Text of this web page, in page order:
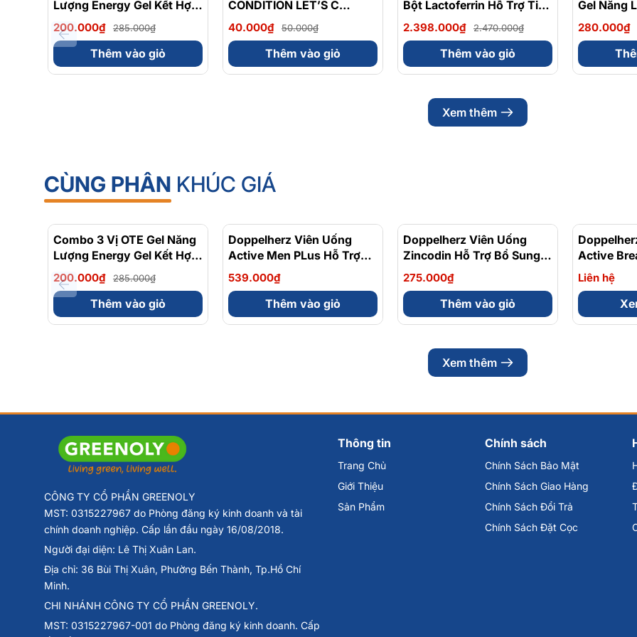
Lượng Energy Gel Kết Hợp
Carbohydrate Điện Giải
56gram 82kcal
200.000₫ 285.000₫
Thêm vào giỏ
CONDITION LET’S C
FAMILY
40.000₫ 50.000₫
Thêm vào giỏ
Bột Lactoferrin Hỗ Trợ Tiêu
Hóa, Tăng Cường Miễn
Dịch
Bifidobacteriumanimalis
(Bb-12) 50 Gói x 2g
2.398.000₫ 2.470.000₫
Thêm vào giỏ
Gel Năng
Caffein Vị
Gói 32 Gam
280.000₫
Xem thêm
CÙNG PHÂN KHÚC GIÁ
- 30%
Combo 3 Vị OTE Gel Năng
Lượng Energy Gel Kết Hợp
Carbohydrate Điện Giải
56gram 82kcal
200.000₫ 285.000₫
Thêm vào giỏ
Doppelherz Viên Uống
Active Men PLus Hỗ Trợ
Tăng Cường Sức Khỏe
Sinh Lý Nam Hộp 30 Viên
539.000₫
Thêm vào giỏ
Doppelherz Viên Uống
Zincodin Hỗ Trợ Bổ Sung
Kẽm, Tăng Cường Sức Đề
Kháng Hộp 30 Viên
275.000₫
Thêm vào giỏ
Active
Cường
Hộp 30
Liên hệ
Xem thêm
CÔNG TY CỔ PHẦN GREENOLY
MST: 0315227967 do Phòng đăng ký kinh doanh và tài
chính doanh nghiệp. Cấp lần đầu ngày 16/08/2018.
Người đại diện: Lê Thị Xuân Lan.
Địa chỉ: 36 Bùi Thị Xuân, Phường Bến Thành, Tp.Hồ Chí
Minh.
CHI NHÁNH CÔNG TY CỔ PHẦN GREENOLY.
MST: 0315227967-001 do Phòng đăng ký kinh doanh. Cấp
Thông tin
Trang Chủ
Giới Thiệu
Sản Phẩm
Chính sách
Chính Sách Bảo Mật
Chính Sách Giao Hàng
Chính Sách Đổi Trả
Chính Sách Đặt Cọc